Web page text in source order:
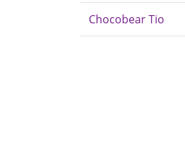
Chocobear Tio